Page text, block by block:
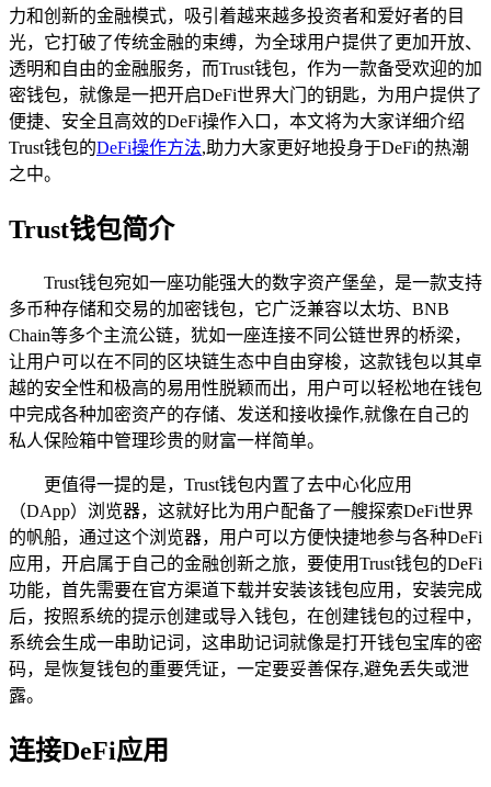
力和创新的金融模式，吸引着越来越多投资者和爱好者的目
光，它打破了传统金融的束缚，为全球用户提供了更加开放、
透明和自由的金融服务，而Trust钱包，作为一款备受欢迎的加
密钱包，就像是一把开启DeFi世界大门的钥匙，为用户提供了
便捷、安全且高效的DeFi操作入口，本文将为大家详细介绍
Trust钱包的DeFi操作方法,助力大家更好地投身于DeFi的热潮
之中。
Trust钱包简介
Trust钱包宛如一座功能强大的数字资产堡垒，是一款支持
多币种存储和交易的加密钱包，它广泛兼容以太坊、BNB
Chain等多个主流公链，犹如一座连接不同公链世界的桥梁，
让用户可以在不同的区块链生态中自由穿梭，这款钱包以其卓
越的安全性和极高的易用性脱颖而出，用户可以轻松地在钱包
中完成各种加密资产的存储、发送和接收操作,就像在自己的
私人保险箱中管理珍贵的财富一样简单。
更值得一提的是，Trust钱包内置了去中心化应用
（DApp）浏览器，这就好比为用户配备了一艘探索DeFi世界
的帆船，通过这个浏览器，用户可以方便快捷地参与各种DeFi
应用，开启属于自己的金融创新之旅，要使用Trust钱包的DeFi
功能，首先需要在官方渠道下载并安装该钱包应用，安装完成
后，按照系统的提示创建或导入钱包，在创建钱包的过程中，
系统会生成一串助记词，这串助记词就像是打开钱包宝库的密
码，是恢复钱包的重要凭证，一定要妥善保存,避免丢失或泄
露。
连接DeFi应用